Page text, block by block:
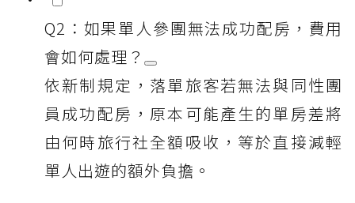
Q2：如果單人參團無法成功配房，費用
會如何處理？
依新制規定，落單旅客若無法與同性團
員成功配房，原本可能產生的單房差將
由何時旅行社全額吸收，等於直接減輕
單人出遊的額外負擔。